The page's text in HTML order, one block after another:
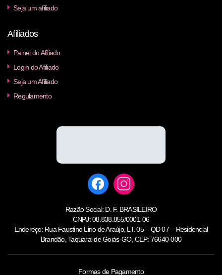
Razão Social: D. F. BRASILEIRO
CNPJ: 08.838.855/0001-06
Endereço: Rua Faustino Lino de Araújo, LT. 05 – QD 07 – Residencial
Brandão, Taquaral de Goiás-GO, CEP: 76640-000
Seja um afiliado
Afiliados
Painel do Afiliado
Login do Afiliado
Seja um Afiliado
Regulamento
Formas de Pagamento